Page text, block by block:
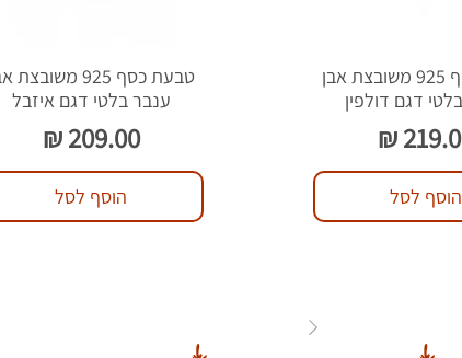
טבעת כסף 925 משובצת אבן
דגם דולפין
הוסף לסל
טבעת כסף 925
ענבר בלטי דגם איזבל
מחיר‏209.00 ‏₪
הוסף לסל